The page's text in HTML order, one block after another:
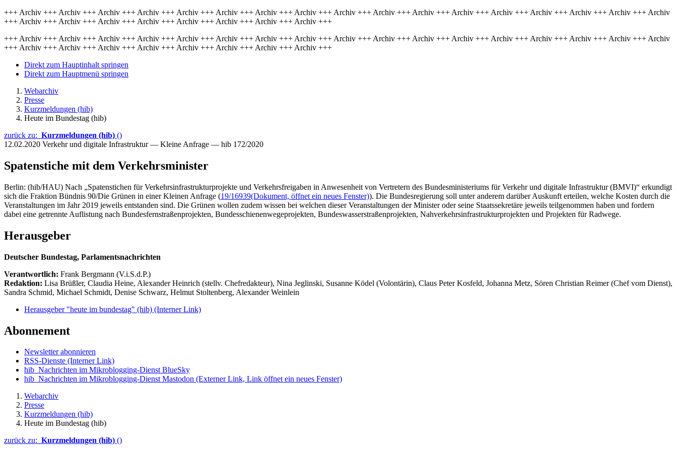
+++ Archiv +++ Archiv +++ Archiv +++ Archiv +++ Archiv +++ Archiv +++ Archiv +++ Archiv +++ Archiv +++ Archiv +++ Archiv +++ Archiv +++ Archiv +++ Archiv +++ Archiv +++ Archiv +++ Archiv
+++ Archiv +++ Archiv +++ Archiv +++ Archiv +++ Archiv +++ Archiv +++ Archiv +++ Archiv +++
+++ Archiv +++ Archiv +++ Archiv +++ Archiv +++ Archiv +++ Archiv +++ Archiv +++ Archiv +++ Archiv +++ Archiv +++ Archiv +++ Archiv +++ Archiv +++ Archiv +++ Archiv +++ Archiv +++ Archiv
+++ Archiv +++ Archiv +++ Archiv +++ Archiv +++ Archiv +++ Archiv +++ Archiv +++ Archiv +++
Direkt zum Hauptinhalt springen
Direkt zum Hauptmenü springen
Webarchiv
Presse
Kurzmeldungen (hib)
Heute im Bundestag (hib)
zurück zu: Kurzmeldungen (hib) ()
12.02.2020 Verkehr und digitale Infrastruktur — Kleine Anfrage — hib 172/2020
Spatenstiche mit dem Verkehrsminister
Berlin: (hib/HAU) Nach „Spatenstichen für Verkehrsinfrastrukturprojekte und Verkehrsfreigaben in Anwesenheit von Vertretern des Bundesministeriums für Verkehr und digitale Infrastruktur (BMVI)“ erkundigt
sich die Fraktion Bündnis 90/Die Grünen in einer Kleinen Anfrage (19/16939(Dokument, öffnet ein neues Fenster)). Die Bundesregierung soll unter anderem darüber Auskunft erteilen, welche Kosten durch die
Veranstaltungen im Jahr 2019 jeweils entstanden sind. Die Grünen wollen zudem wissen bei welchen dieser Veranstaltungen der Minister oder seine Staatssekretäre jeweils teilgenommen haben und fordern
dabei eine getrennte Auflistung nach Bundesfernstraßenprojekten, Bundesschienenwegeprojekten, Bundeswasserstraßenprojekten, Nahverkehrsinfrastrukturprojekten und Projekten für Radwege.
Herausgeber
Deutscher Bundestag, Parlamentsnachrichten
Verantwortlich: Frank Bergmann (V.i.S.d.P.)
Redaktion: Lisa Brüßler, Claudia Heine, Alexander Heinrich (stellv. Chefredakteur), Nina Jeglinski, Susanne Ködel (Volontärin), Claus Peter Kosfeld, Johanna Metz, Sören Christian Reimer (Chef vom Dienst),
Sandra Schmid, Michael Schmidt, Denise Schwarz, Helmut Stoltenberg, Alexander Weinlein
Herausgeber "heute im bundestag" (hib) (Interner Link)
Abonnement
Newsletter abonnieren
RSS-Dienste (Interner Link)
hib_Nachrichten im Mikroblogging-Dienst BlueSky
hib_Nachrichten im Mikroblogging-Dienst Mastodon (Externer Link, Link öffnet ein neues Fenster)
Webarchiv
Presse
Kurzmeldungen (hib)
Heute im Bundestag (hib)
zurück zu: Kurzmeldungen (hib) ()